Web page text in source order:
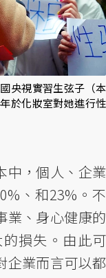
央視實習生弦子（本
於化妝室對她進行性
中，個人、企業
、和23%。不
業、身心健康的
損失。由此可
企業而言可以都